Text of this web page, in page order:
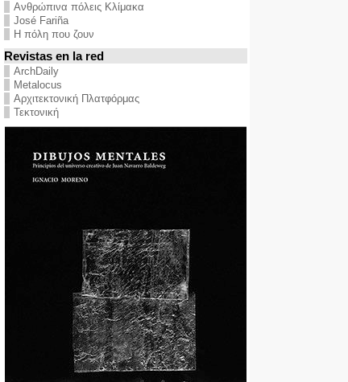
Ανθρώπινα πόλεις Κλίμακα
José Fariña
Η πόλη που ζουν
Revistas en la red
ArchDaily
Metalocus
Αρχιτεκτονική Πλατφόρμας
Τεκτονική